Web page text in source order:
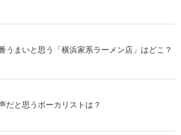
うまいと思う「横浜家系ラーメン店」はどこ？
だと思うボーカリストは？